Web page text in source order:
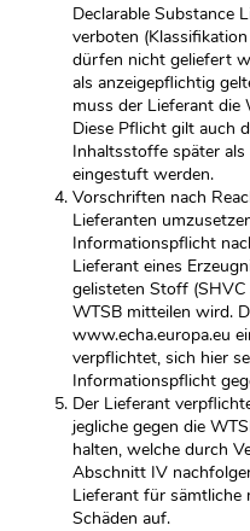
Declarable Substance
verboten
dürfen nicht geliefert
als anzeigepflichtig
muss der Lieferant die
Diese Pflicht gilt auch
Inhaltsstoffe später
eingestuft werden.
Vorschriften nach
Lieferanten
Informationspflicht
Lieferant eines
gelisteten Stoff
WTSB mitteilen wird.
www.echa.europa.eu
verpflichtet, sich hier
Informationspflicht
Der Lieferant
jegliche gegen die
halten, welche durch
Abschnitt IV
Lieferant für sämtliche
Schäden auf.